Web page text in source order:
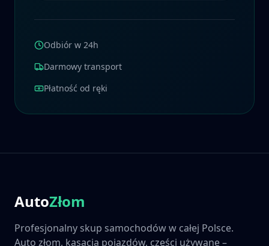
Odbiór w 24h
Darmowy transport
Płatność od ręki
AutoZłom
Profesjonalny skup samochodów w całej Polsce.
Auto złom, kasacja pojazdów, części używane –